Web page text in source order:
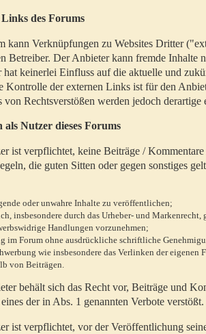
des Forums
kann Verknüpfungen zu Websites Dritter
Betreiber. Der Anbieter kann fremde Inhalte
keinerlei Einfluss auf die aktuelle und
Kontrolle der externen Links ist für den
Rechtsverstößen werden jedoch
als Nutzer dieses Forums
ist verpflichtet, keine Beiträge /
die guten Sitten oder gegen sonstiges
oder unwahre Inhalte zu veröffentlichen;
insbesondere durch das Urheber- und
Handlungen vorzunehmen;
im Forum ohne ausdrückliche schriftliche
wie insbesondere das Verlinken der
von Beiträgen.
behält sich das Recht vor, Beiträge und
der in Abs. 1 genannten Verbote verstößt.
ist verpflichtet, vor der Veröffentlichung